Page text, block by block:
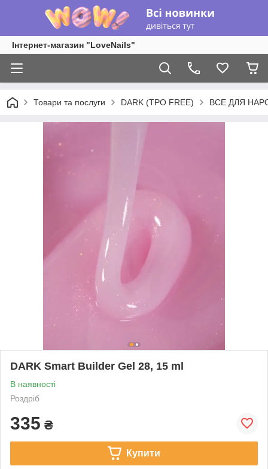
Інтернет-магазин "LoveNails"
Товари та послуги DARK (TPO FREE) ВСЕ ДЛЯ
DARK Smart Builder Gel 28, 15 ml
В наявності
Роздріб
335 ₴
Купити